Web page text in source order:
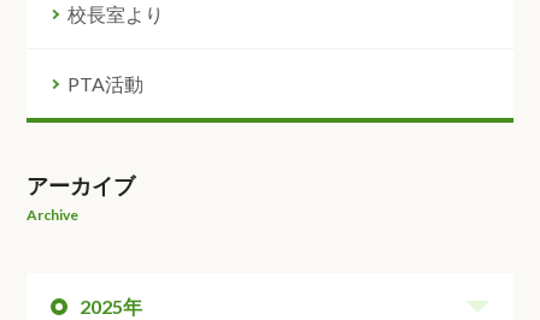
校長室より
PTA活動
アーカイブ
Archive
2025年